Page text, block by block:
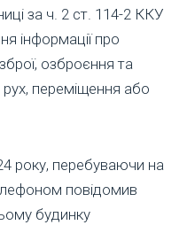
за ч. 2 ст. 114-2 ККУ
інформації про
озброєння та
рух, переміщення або
року, перебуваючи на
повідомив
будинку